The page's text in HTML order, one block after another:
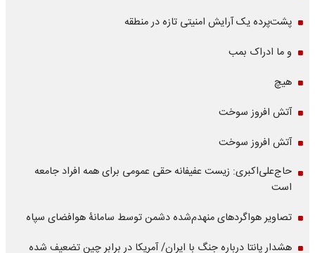
پشت‌پرده یک آرایش امنیتی تازه در منطقه
و ما ادراک بمب
هیچ
آتش افروز سوخت
آتش افروز سوخت
حاج‌علی‌اکبری: زیست عفیفانه حقی عمومی برای همه افراد جامعه
است
تصاویر هواگردهای منهدم‌شده دشمن توسط سامانۀ هوافضای سپاه
هشدار پانتا درباره جنگ با ایران/ آمریکا در برابر چین تضعیف شده